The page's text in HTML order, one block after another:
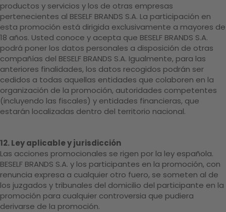
productos y servicios y los de otras empresas
pertenecientes al BESELF BRANDS S.A. La participación en
esta promoción está dirigida exclusivamente a mayores de
18 años. Usted conoce y acepta que BESELF BRANDS S.A.
podrá poner los datos personales a disposición de otras
compañías del BESELF BRANDS S.A. Igualmente, para las
anteriores finalidades, los datos recogidos podrán ser
cedidos a todas aquellas entidades que colaboren en la
organización de la promoción, autoridades competentes
(incluyendo las fiscales) y entidades financieras, que
estarán localizadas dentro del territorio nacional.
12. Ley aplicable y jurisdicción
Las acciones promocionales se rigen por la ley española.
BESELF BRANDS S.A. y los participantes en la promoción, con
renuncia expresa a cualquier otro fuero, se someten al de
los juzgados y tribunales del domicilio del participante en la
promoción para cualquier controversia que pudiera
derivarse de la promoción.